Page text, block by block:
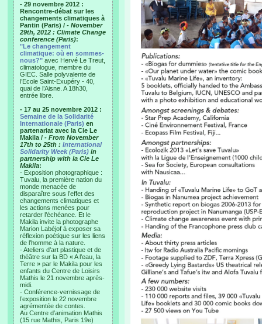
- 29 novembre 2012 :
Rencontre-débat sur les
changements climatiques à
Pantin (Paris) / - November
29th, 2012 : Climate Change
conference (Paris):
"Le changement
climatique: où en sommes-
nous?" avec Hervé Le Treut,
climatologue, membre du
GIEC. Salle polyvalente de
l’Ecole Saint-Exupéry - 40,
quai de l’Aisne. A 18h30,
entrée libre.
- 17 au 25 novembre 2012 :
Semaine de la Solidarité
Internationale (Paris) en
partenariat avec la Cie Le
Makila / - From November
17th to 25th : International
Solidarity Week (Paris) in
partnership with la Cie Le
Makila:
- Exposition photographique :
Tuvalu, la première nation du
monde menacée de
disparaître sous l’effet des
changements climatiques et
les actions menées pour
retarder l’échéance. Et le
Makila invite la photographe
Marion Labéjof à exposer sa
réflexion poétique sur les liens
de l’homme à la nature.
- Ateliers d’art plastique et de
théâtre sur la BD « A l’eau, la
Terre » par le Makila pour les
enfants du Centre de Loisirs
Mathis le 21 novembre après-
midi.
- Conférence-vernissage de
l’exposition le 22 novembre
agrémentée de contes.
Au Centre d’animation Mathis
(15 rue Mathis, Paris 19e)